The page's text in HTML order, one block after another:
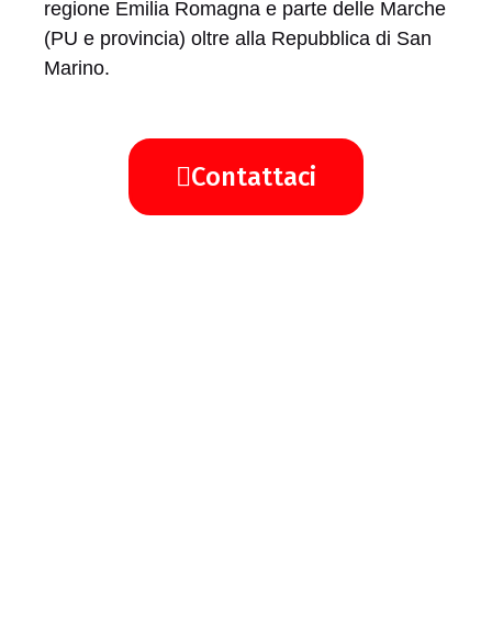
regione Emilia Romagna e parte delle Marche
(PU e provincia) oltre alla Repubblica di San
Marino.
Contattaci